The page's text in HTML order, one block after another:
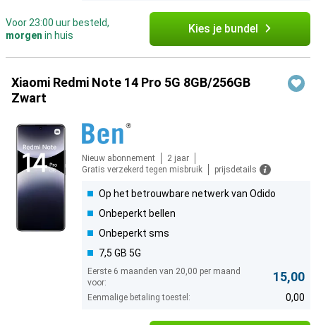
Voor 23:00 uur besteld,
morgen in huis Kies je bundel
Xiaomi Redmi Note 14 Pro 5G 8GB/256GB
Zwart
Nieuw abonnement
2 jaar
Gratis verzekerd tegen misbruik
prijsdetails
Op het betrouwbare netwerk van Odido
Onbeperkt bellen
Onbeperkt sms
7,5 GB 5G
Eerste 6 maanden van 20,00 per maand
voor:
15,00
Eenmalige betaling toestel: 0,00